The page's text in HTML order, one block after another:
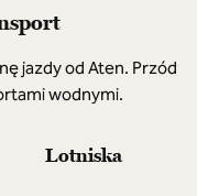
jazdy od Aten. Przód
wodnymi.
Lotniska